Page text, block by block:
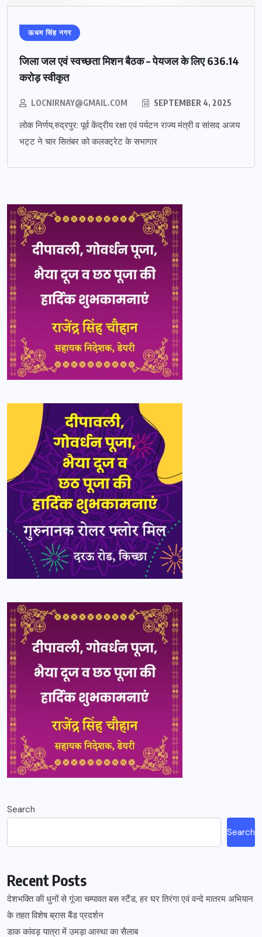
ऊधम सिंह नगर
जिला जल एवं स्वच्छता मिशन बैठक – पेयजल के लिए 636.14
करोड़ स्वीकृत
LOCNIRNAY@GMAIL.COM SEPTEMBER 4, 2025
लोक निर्णय,रुद्रपुर: पूर्व केंद्रीय रक्षा एवं पर्यटन राज्य मंत्री व सांसद अजय
भट्ट ने चार सितंबर को कलक्ट्रेट के सभागार
Search
Search
Recent Posts
देशभक्ति की धुनों से गूंजा चम्पावत बस स्टैंड, हर घर तिरंगा एवं वन्दे मातरम अभियान
के तहत विशेष ब्रास बैंड प्रदर्शन
डाक कांवड़ यात्रा में उमड़ा आस्था का सैलाब